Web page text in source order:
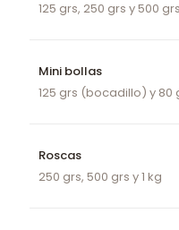
125 grs, 250 grs y 500 grs
Mini bollas
125 grs (bocadillo) y 80
Roscas
250 grs, 500 grs y 1 kg